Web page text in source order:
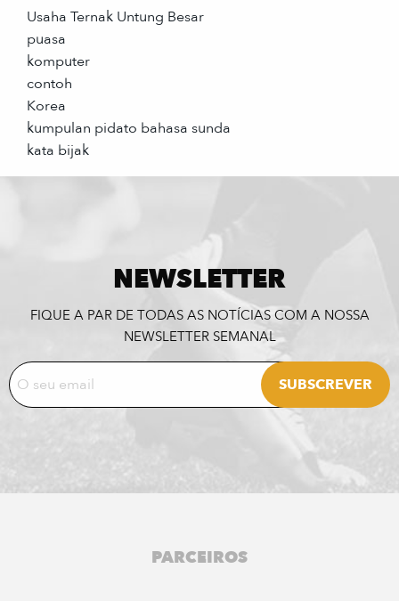
Usaha Ternak Untung Besar
puasa
komputer
contoh
Korea
kumpulan pidato bahasa sunda
kata bijak
NEWSLETTER
FIQUE A PAR DE TODAS AS NOTÍCIAS COM A NOSSA
NEWSLETTER SEMANAL
PARCEIROS